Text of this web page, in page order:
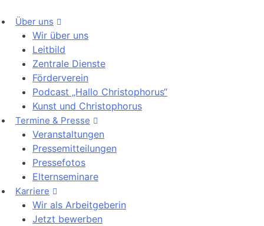
Über uns
Wir über uns
Leitbild
Zentrale Dienste
Förderverein
Podcast „Hallo Christophorus“
Kunst und Christophorus
Termine & Presse
Veranstaltungen
Pressemitteilungen
Pressefotos
Elternseminare
Karriere
Wir als Arbeitgeberin
Jetzt bewerben